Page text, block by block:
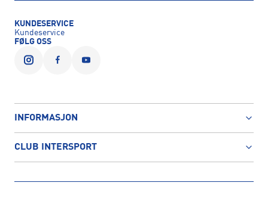
KUNDESERVICE
Kundeservice
FØLG OSS
INFORMASJON
CLUB INTERSPORT